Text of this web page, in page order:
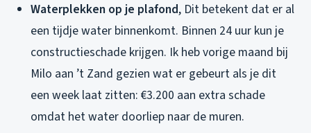
Waterplekken op je plafond, Dit betekent dat er al
een tijdje water binnenkomt. Binnen 24 uur kun je
constructieschade krijgen. Ik heb vorige maand bij
Milo aan ’t Zand gezien wat er gebeurt als je dit
een week laat zitten: €3.200 aan extra schade
omdat het water doorliep naar de muren.